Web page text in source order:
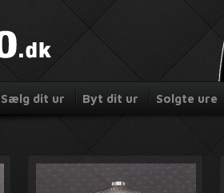
Sælg dit ur Byt dit ur Solgte ure